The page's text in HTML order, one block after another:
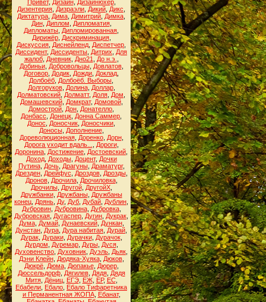
Привет, Дизайн, Дизайнюхер,
Дизентерия Дизраэли Дикий Дикс
Диктатура Дима Димитрий Димка
Дин, Диплом Дипломатия,
Дипломаты Дипломированная
Дирижёр, Дискриминация,
Дискуссия Диснейленд Диспетчер
Диссидент, Диссиденты Дитрих
Для
жалоб, Дневник, Дно21 До н.э.
Добиньи, Добровольцы, Довлатов,
Договор Додик Дожди Доклад
Долбоёб Долбоёб. Выборы
Долгоруков, Долина, Доллар,
Долматовский Долматт, Доля Дом
Домашевский, Домкрат, Домовой,
Домострой Дон Донателло
Донбасс
Донецк Донна Саммер
Донос
Доносчик Доносчики
Доносы, Дополнение,
Дореволюционная, Доренко, Дорн,
Дорога уходит вдаль...
Дороги,
Доронина Достижение Достоевский
Доход, Доходы, Доцент, Дочки
Путина, Дочь, Драгуны, Драматург,
Дрезден, Дрейфус Дроздов, Дрозды,
Дронов, Дрочила, Дрочиловка,
Дрочилы, Другой, ДругойХ,
Дружбанки, Дружбаны, Дружбаны
конец Дрянь Ду, Дуб Дубай Дублин
Дубровин, Дубровина, Дубровка,
Дубровская Дугаспер Дугин Дукрак
Дума, Думай, Дунаевский, Дункан,
Дунстан Дура Дура набитая Дурай
Дурак, Дураки, Дурачки, Дурачок,
Дурдом
Дуремар, Дуры, Дуся,
Духовенство Духовник Дуэль Дьяк
Дэни Клейн, Дюдяка-Хуяка, Дюков,
Дюкрё, Дюма, Дюпакье, Дюрер,
Дюссельдорф, Дягилев, Дядя, Дядя
Митя, Дёниц, ЕГЭ, ЕЖ, ЕР, ЕС,
Ебабели Ебало Ебало Тифаретника
и Перманентная ЖОПА, Ебанат,